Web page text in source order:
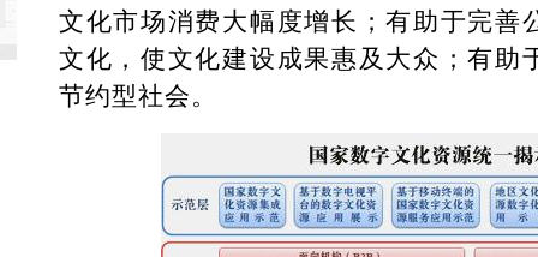
文化市场消费大幅度增长；有助于完善
文化，使文化建设成果惠及大众；有助
节约型社会。